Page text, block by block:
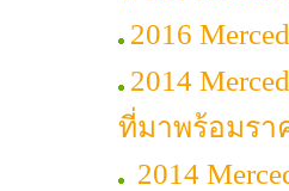
2016
2014
ที่มาพร้อมรา
2014